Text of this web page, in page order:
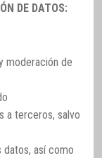
DE DATOS:
moderación de
a terceros, salvo
así como